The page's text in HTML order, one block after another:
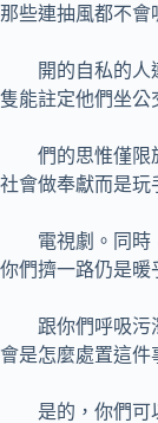
那些連抽風都不會
開的自私的人連
隻能註定他們坐公
們的思惟僅限於
社會做奉獻而是玩
電視劇。同時，
你們擠一路仍是暖
跟你們呼吸污濁
會是怎麼處置這件
是的，你們可以